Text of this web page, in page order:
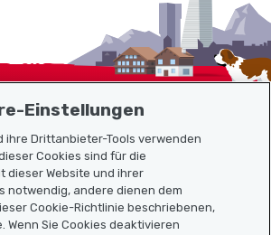
Einstellungen
ihre Drittanbieter-Tools verwenden
Cookies sind für die
dieser Website und ihrer
notwendig, andere dienen dem
Cookie-Richtlinie beschriebenen,
Wenn Sie Cookies deaktivieren